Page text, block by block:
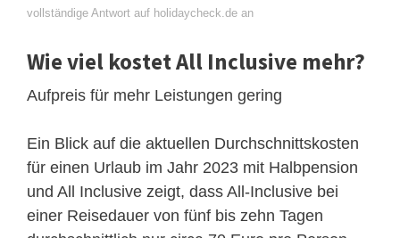
vollständige Antwort auf holidaycheck.de an
Wie viel kostet All Inclusive mehr?
Aufpreis für mehr Leistungen gering
Ein Blick auf die aktuellen Durchschnittskosten
für einen Urlaub im Jahr 2023 mit Halbpension
und All Inclusive zeigt, dass All-Inclusive bei
einer Reisedauer von fünf bis zehn Tagen